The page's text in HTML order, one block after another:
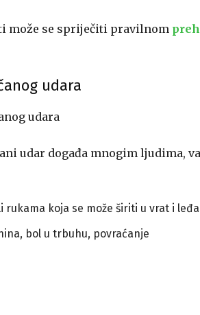
može se spriječiti pravilnom
udara
udara
udar događa mnogim ljudima,
rukama koja se može širiti u vrat i leđa
bol u trbuhu, povraćanje